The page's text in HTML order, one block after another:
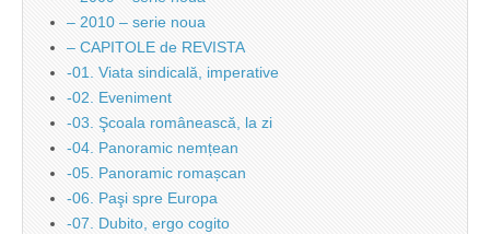
– 2010 – serie noua
– CAPITOLE de REVISTA
-01. Viata sindicală, imperative
-02. Eveniment
-03. Şcoala românească, la zi
-04. Panoramic nemțean
-05. Panoramic romașcan
-06. Paşi spre Europa
-07. Dubito, ergo cogito